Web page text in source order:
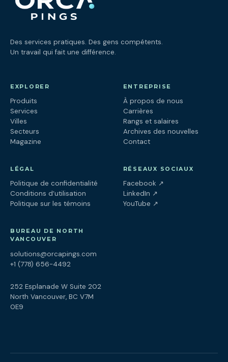
Des services pratiques. Des gens compétents.
Un travail qui fait une différence.
EXPLORER
Produits
Services
Villes
Secteurs
Magazine
ENTREPRISE
À propos de nous
Carrières
Rangs et salaires
Archives des nouvelles
Contact
LÉGAL
Politique de confidentialité
Conditions d’utilisation
Politique sur les témoins
RÉSEAUX SOCIAUX
Facebook ↗(ouvre dans un
LinkedIn ↗(ouvre dans un
YouTube ↗(ouvre dans un
BUREAU DE NORTH
VANCOUVER
solutions@orcapings.com
+1 (778) 656-4492
252 Esplanade W Suite 202
North Vancouver, BC V7M
0E9